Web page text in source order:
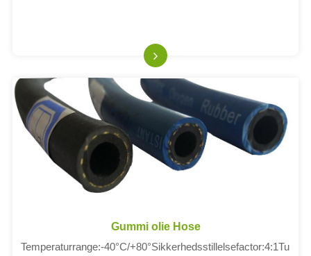
Gummi olie Hose
Temperaturrange:-40°C/